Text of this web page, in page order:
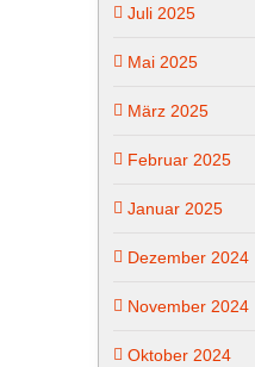
Juli 2025
Mai 2025
März 2025
Februar 2025
Januar 2025
Dezember 2024
November 2024
Oktober 2024